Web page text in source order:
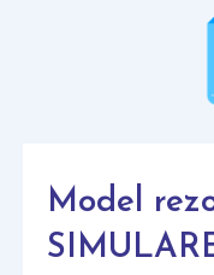
Model